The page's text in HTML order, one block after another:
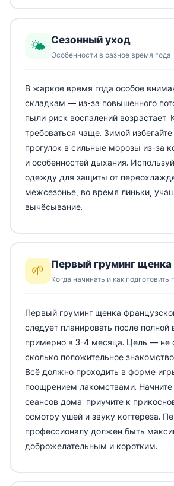
🌤️ Сезонный уход
Особенности в разное время года
В жаркое время года особое
складкам — из-за повышенного
пыли риск воспалений возрастает.
требоваться чаще. Зимой
прогулок в сильные морозы из-за
и особенностей дыхания.
одежду для защиты от
межсезонье, во время линьки,
вычёсывание.
🌱 Первый груминг щенка
Когда начинать и как подготовить
Первый груминг щенка
следует планировать после полной
примерно в 3-4 месяца. Цель — не
сколько положительное
Всё должно проходить в форме
поощрением лакомствами. Начните
сеансов дома: приучите к
осмотру ушей и звуку когтереза.
профессионалу должен быть
доброжелательным и коротким.